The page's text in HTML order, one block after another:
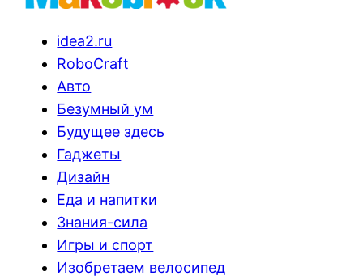
idea2.ru
RoboCraft
Авто
Безумный ум
Будущее здесь
Гаджеты
Дизайн
Еда и напитки
Знания-сила
Игры и спорт
Изобретаем велосипед